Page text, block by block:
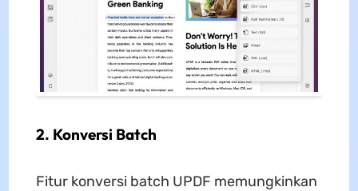
2. Konversi Batch
Fitur konversi batch UPDF memungkinkan